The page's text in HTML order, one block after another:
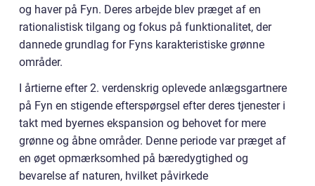
og haver på Fyn. Deres arbejde blev præget af en
rationalistisk tilgang og fokus på funktionalitet, der
dannede grundlag for Fyns karakteristiske grønne
områder.
I årtierne efter 2. verdenskrig oplevede anlægsgartnere
på Fyn en stigende efterspørgsel efter deres tjenester i
takt med byernes ekspansion og behovet for mere
grønne og åbne områder. Denne periode var præget af
en øget opmærksomhed på bæredygtighed og
bevarelse af naturen, hvilket påvirkede